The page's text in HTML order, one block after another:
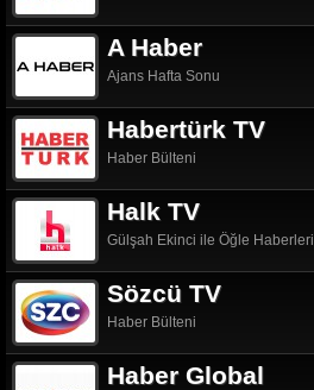
A Haber
Ajans Hafta Sonu
Habertürk TV
Haber Bülteni
Halk TV
Gülşah Ekinci ile Öğle Haberleri
Sözcü TV
Haber Bülteni
Haber Global